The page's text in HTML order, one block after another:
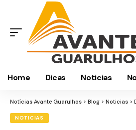
Home Dicas Noticias
Notícias Avante Guarulhos > Blog > Noticias >
NOTICIAS